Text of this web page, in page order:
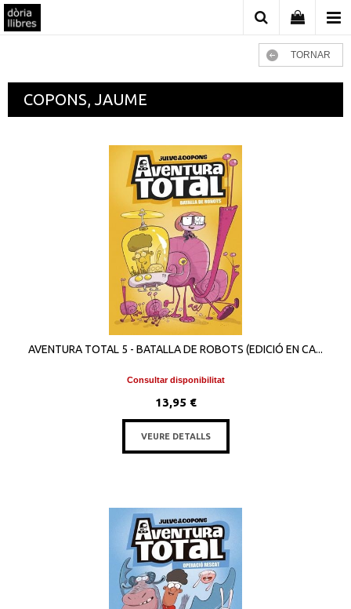
TORNAR
COPONS, JAUME
AVENTURA TOTAL 5 - BATALLA DE ROBOTS (EDICIÓ EN CA...
Consultar disponibilitat
13,95 €
VEURE DETALLS